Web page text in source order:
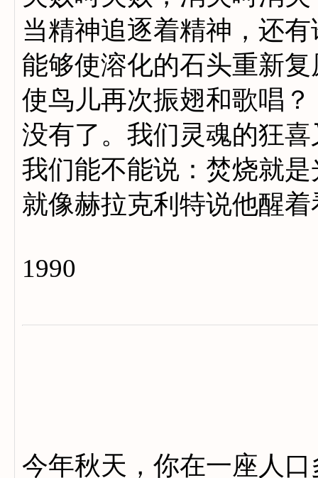
当精神追逐着精神，还有
能够使溶化的石头重新复
使鸟儿再次振翅和歌唱？
没有了。我们灵魂的狂
我们能不能说：焚烧就是
就像赫拉克利特说他醒
1990
今年秋天，你在一座人